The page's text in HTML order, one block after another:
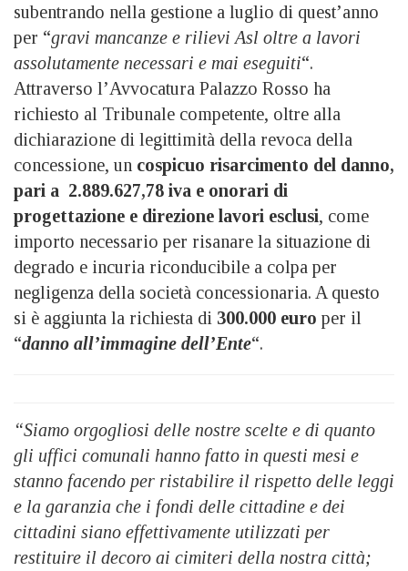
subentrando nella gestione a luglio di quest’anno
per “gravi mancanze e rilievi Asl oltre a lavori
assolutamente necessari e mai eseguiti“.
Attraverso l’Avvocatura Palazzo Rosso ha
richiesto al Tribunale competente, oltre alla
dichiarazione di legittimità della revoca della
concessione, un cospicuo risarcimento del danno,
pari a 2.889.627,78 iva e onorari di
progettazione e direzione lavori esclusi, come
importo necessario per risanare la situazione di
degrado e incuria riconducibile a colpa per
negligenza della società concessionaria. A questo
si è aggiunta la richiesta di 300.000 euro per il
“danno all’immagine dell’Ente“.
“Siamo orgogliosi delle nostre scelte e di quanto
gli uffici comunali hanno fatto in questi mesi e
stanno facendo per ristabilire il rispetto delle leggi
e la garanzia che i fondi delle cittadine e dei
cittadini siano effettivamente utilizzati per
restituire il decoro ai cimiteri della nostra città;